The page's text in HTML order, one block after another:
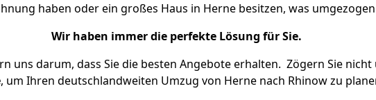
haben oder ein großes Haus in Herne besitzen, was
Wir haben immer die perfekte Lösung für Sie.
uns darum, dass Sie die besten Angebote erhalten. Zögern Sie nicht
, um Ihren deutschlandweiten Umzug von Herne nach Rhinow zu